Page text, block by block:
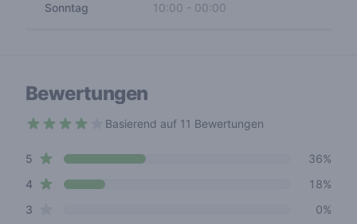
Sonntag 10:00 - 00:00
Bewertungen
Basierend auf 11 Bewertungen
Review data
5 star reviews
36%
4star reviews
18%
3
0%